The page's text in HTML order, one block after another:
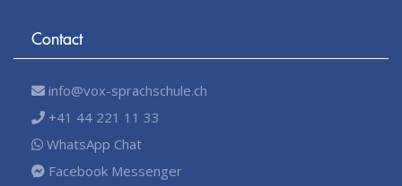
Contact
info@vox-sprachschule.ch
+41 44 221 11 33
WhatsApp Chat
Facebook Messenger